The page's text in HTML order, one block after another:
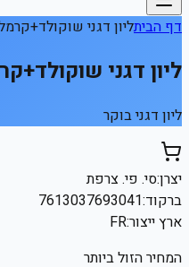
דף הביתליון דגני
ליון דגני
ליון דגני בוקר
יצרן:סי. פי. צרפת
ברקוד:7613037693041
ארץ ייצור:FR
המחיר הזול ביותר